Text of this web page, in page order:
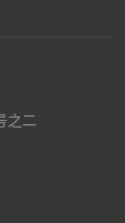
之二